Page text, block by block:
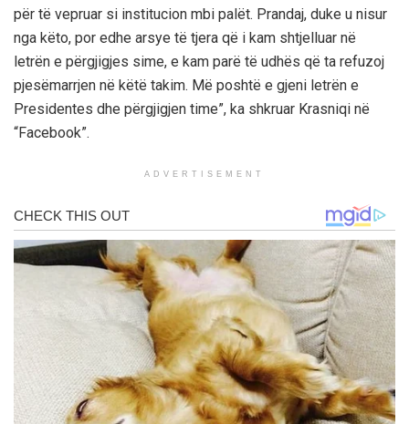
për të vepruar si institucion mbi palët. Prandaj, duke u nisur
nga këto, por edhe arsye të tjera që i kam shtjelluar në
letrën e përgjigjes sime, e kam parë të udhës që ta refuzoj
pjesëmarrjen në këtë takim. Më poshtë e gjeni letrën e
Presidentes dhe përgjigjen time”, ka shkruar Krasniqi në
“Facebook”.
ADVERTISEMENT